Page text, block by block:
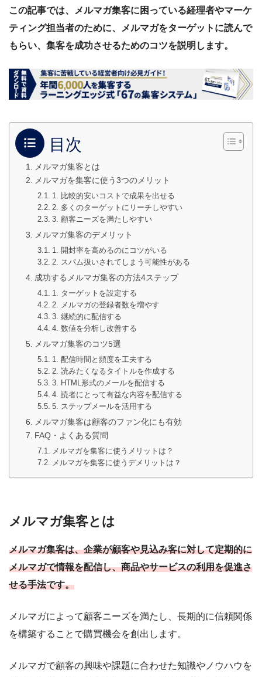
この記事では、メルマガ集客に困っている経理者やマーケ
ティング担当者のために、メルマガをターゲットに読んで
もらい、集客を成功させるためのコツを説明します。
目次
メルマガ集客とは
メルマガを集客に使う3つのメリット
1. 比較的安いコストで成果を出せる
2. 多くのターゲットにリーチしやすい
3. 顧客ニーズを満たしやすい
メルマガ集客のデメリット
1. 開封率を高めるのにコツがいる
2. スパム扱いされてしまう可能性がある
成功するメルマガ集客の方法4ステップ
1. ターゲットを設定する
2. メルマガの登録者数を増やす
3. 継続的に配信する
4. 数値を分析し改善する
メルマガ集客のコツ5選
1. 配信時間と頻度を工夫する
2. 読みたくなるタイトルを作成する
3. HTML形式のメールを配信する
4. 読者にとって有益な内容を配信する
5. ステップメールを活用する
メルマガ集客は顧客のファン化にも有効
FAQ・よくある質問
メルマガを集客に使うメリットは？
メルマガを集客に使うデメリットは？
メルマガ集客とは
メルマガ集客は、企業が顧客や見込み客に対して定期的に
メルマガで情報を配信し、商品やサービスの利用を促進さ
せる手法です。
メルマガによって顧客ニーズを満たし、長期的に信頼関係
を構築することで購買機会を創出します。
メルマガで顧客の興味や課題に合わせた知識やノウハウを